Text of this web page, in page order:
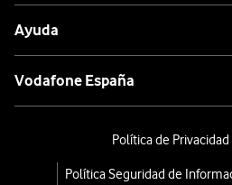
Ayuda
Vodafone España
Política de
Política Seguridad de